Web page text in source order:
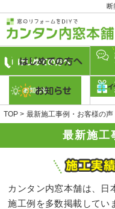
断
最新施工
TOP 最新施工事例・お客様の声
カンタン内窓本舗は、日
施工例を多数掲載してい